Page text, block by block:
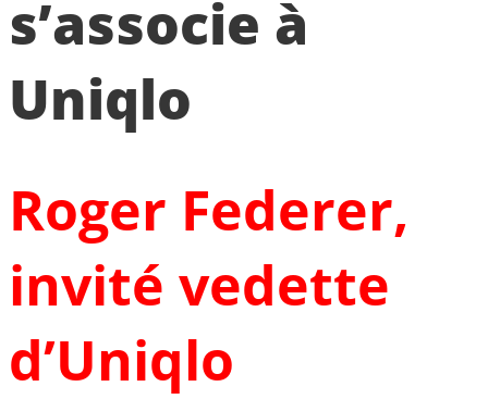
s’associe à
Uniqlo
Roger Federer,
invité vedette
d’Uniqlo